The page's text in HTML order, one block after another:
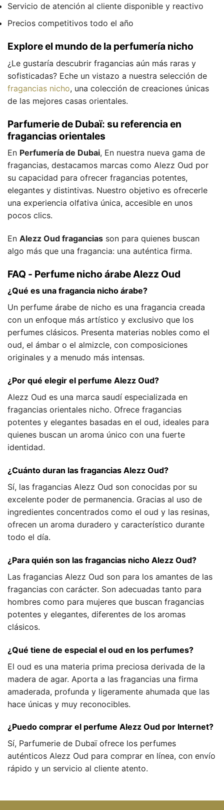
Servicio de atención al cliente disponible y reactivo
Precios competitivos todo el año
Explore el mundo de la perfumería nicho
¿Le gustaría descubrir fragancias aún más raras y
sofisticadas? Eche un vistazo a nuestra selección de
fragancias nicho, una colección de creaciones únicas
de las mejores casas orientales.
Parfumerie de Dubaï: su referencia en
fragancias orientales
En Perfumería de Dubai, En nuestra nueva gama de
fragancias, destacamos marcas como Alezz Oud por
su capacidad para ofrecer fragancias potentes,
elegantes y distintivas. Nuestro objetivo es ofrecerle
una experiencia olfativa única, accesible en unos
pocos clics.
En Alezz Oud fragancias son para quienes buscan
algo más que una fragancia: una auténtica firma.
FAQ - Perfume nicho árabe Alezz Oud
¿Qué es una fragancia nicho árabe?
Un perfume árabe de nicho es una fragancia creada
con un enfoque más artístico y exclusivo que los
perfumes clásicos. Presenta materias nobles como el
oud, el ámbar o el almizcle, con composiciones
originales y a menudo más intensas.
¿Por qué elegir el perfume Alezz Oud?
Alezz Oud es una marca saudí especializada en
fragancias orientales nicho. Ofrece fragancias
potentes y elegantes basadas en el oud, ideales para
quienes buscan un aroma único con una fuerte
identidad.
¿Cuánto duran las fragancias Alezz Oud?
Sí, las fragancias Alezz Oud son conocidas por su
excelente poder de permanencia. Gracias al uso de
ingredientes concentrados como el oud y las resinas,
ofrecen un aroma duradero y característico durante
todo el día.
¿Para quién son las fragancias nicho Alezz Oud?
Las fragancias Alezz Oud son para los amantes de las
fragancias con carácter. Son adecuadas tanto para
hombres como para mujeres que buscan fragancias
potentes y elegantes, diferentes de los aromas
clásicos.
¿Qué tiene de especial el oud en los perfumes?
El oud es una materia prima preciosa derivada de la
madera de agar. Aporta a las fragancias una firma
amaderada, profunda y ligeramente ahumada que las
hace únicas y muy reconocibles.
¿Puedo comprar el perfume Alezz Oud por Internet?
Sí, Parfumerie de Dubaï ofrece los perfumes
auténticos Alezz Oud para comprar en línea, con envío
rápido y un servicio al cliente atento.